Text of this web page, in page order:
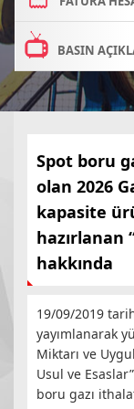
BASIN
Spot boru
olan 2026
kapasite
hazırlanan
hakkında
19/09/2019
yayımlanarak
Miktarı ve
Usul ve
boru gazı